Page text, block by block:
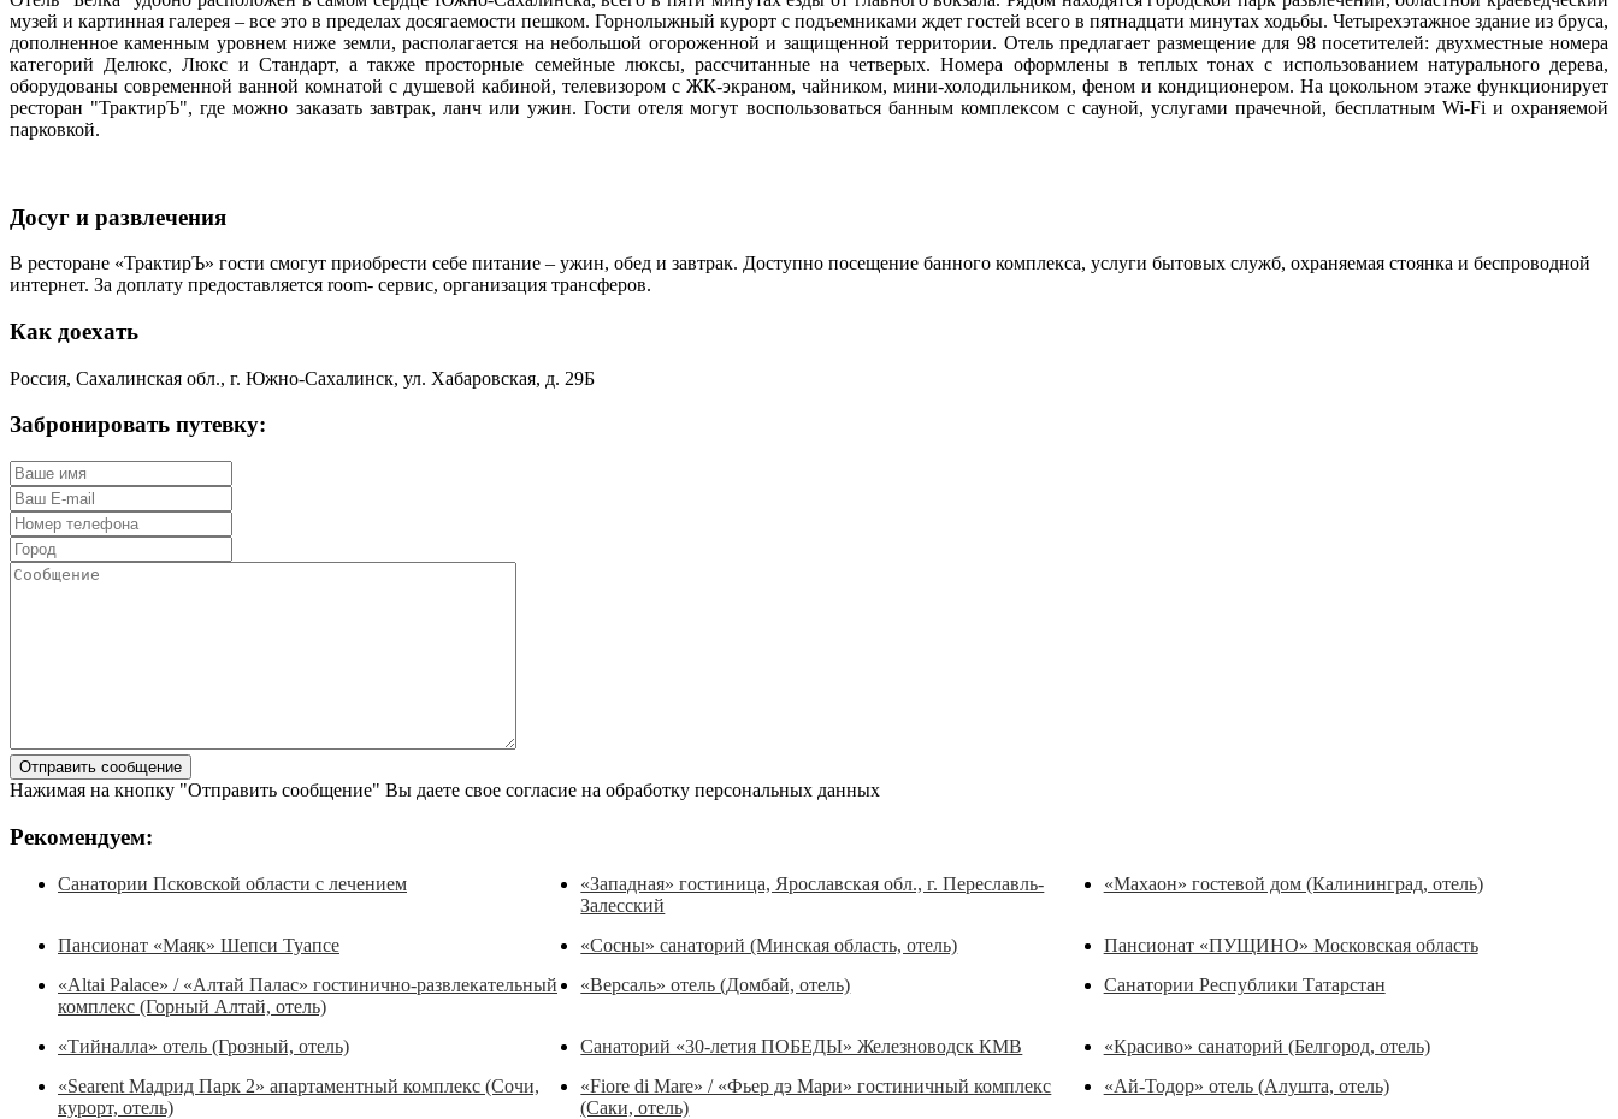
музей и картинная галерея – все это в пределах досягаемости пешком. Горнолыжный курорт с подъемниками ждет гостей всего в пятнадцати минутах ходьбы. Четырехэтажное здание из бруса,
дополненное каменным уровнем ниже земли, располагается на небольшой огороженной и защищенной территории. Отель предлагает размещение для 98 посетителей: двухместные номера
категорий Делюкс, Люкс и Стандарт, а также просторные семейные люксы, рассчитанные на четверых. Номера оформлены в теплых тонах с использованием натурального дерева,
оборудованы современной ванной комнатой с душевой кабиной, телевизором с ЖК-экраном, чайником, мини-холодильником, феном и кондиционером. На цокольном этаже функционирует
ресторан "ТрактирЪ", где можно заказать завтрак, ланч или ужин. Гости отеля могут воспользоваться банным комплексом с сауной, услугами прачечной, бесплатным Wi-Fi и охраняемой
парковкой.
Досуг и развлечения
В ресторане «ТрактирЪ» гости смогут приобрести себе питание – ужин, обед и завтрак. Доступно посещение банного комплекса, услуги бытовых служб, охраняемая стоянка и беспроводной
интернет. За доплату предоставляется room- сервис, организация трансферов.
Как доехать
Россия, Сахалинская обл., г. Южно-Сахалинск, ул. Хабаровская, д. 29Б
Забронировать путевку:
Нажимая на кнопку "Отправить сообщение" Вы даете свое согласие на обработку персональных данных
Рекомендуем:
Санатории Псковской области с лечением
«Западная» гостиница, Ярославская обл., г. Переславль-
Залесский
«Махаон» гостевой дом (Калининград, отель)
Пансионат «Маяк» Шепси Туапсе «Сосны» санаторий (Минская область, отель)
Пансионат «ПУЩИНО» Московская область
«Altai Palace» / «Алтай Палас» гостинично-развлекательный
комплекс (Горный Алтай, отель)
«Версаль» отель (Домбай, отель) Санатории Республики Татарстан
«Тийналла» отель (Грозный, отель) Санаторий «30-летия ПОБЕДЫ» Железноводск КМВ
«Красиво» санаторий (Белгород, отель)
«Searent Мадрид Парк 2» апартаментный комплекс (Сочи,
курорт, отель)
«Fiore di Mare» / «Фьер дэ Мари» гостиничный комплекс
(Саки, отель)
«Ай-Тодор» отель (Алушта, отель)